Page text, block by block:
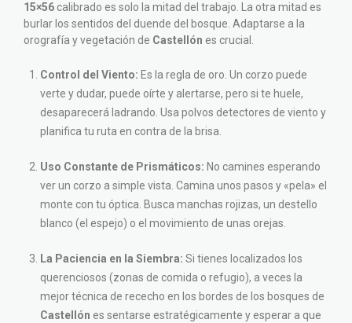
15×56 calibrado es solo la mitad del trabajo. La otra mitad es
burlar los sentidos del duende del bosque. Adaptarse a la
orografía y vegetación de Castellón es crucial.
Control del Viento: Es la regla de oro. Un corzo puede
verte y dudar, puede oírte y alertarse, pero si te huele,
desaparecerá ladrando. Usa polvos detectores de viento y
planifica tu ruta en contra de la brisa.
Uso Constante de Prismáticos: No camines esperando
ver un corzo a simple vista. Camina unos pasos y «pela» el
monte con tu óptica. Busca manchas rojizas, un destello
blanco (el espejo) o el movimiento de unas orejas.
La Paciencia en la Siembra: Si tienes localizados los
querenciosos (zonas de comida o refugio), a veces la
mejor técnica de rececho en los bordes de los bosques de
Castellón es sentarse estratégicamente y esperar a que